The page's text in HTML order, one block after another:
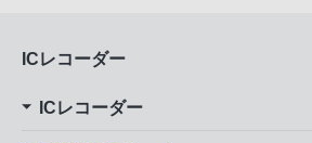
ICレコーダー
ICレコーダー